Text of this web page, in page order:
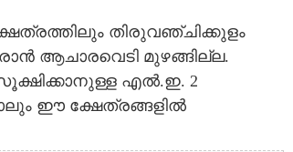
തി​രുവഞ്ചി​ക്കുളം
ആചാരവെടി​ മുഴങ്ങില്ല.
എൽ.ഇ. 2
ഈ ക്ഷേത്രങ്ങളിൽ